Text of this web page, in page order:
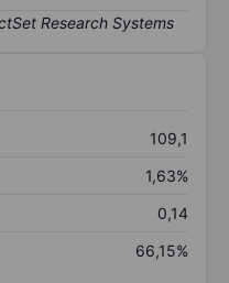
109,1
1,63%
0,14
66,15%